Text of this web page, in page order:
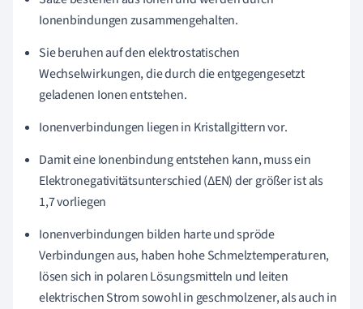
Ionenbindungen zusammengehalten.
Sie beruhen auf den elektrostatischen
Wechselwirkungen, die durch die entgegengesetzt
geladenen Ionen entstehen.
Ionenverbindungen liegen in Kristallgittern vor.
Damit eine Ionenbindung entstehen kann, muss ein
Elektronegativitätsunterschied(ΔEN) der größer ist als
1,7 vorliegen
Ionenverbindungen bilden harte und spröde
Verbindungen aus,haben hohe Schmelztemperaturen,
lösen sich in polaren Lösungsmitteln und leiten
elektrischen Strom sowohl in geschmolzener, als auch in